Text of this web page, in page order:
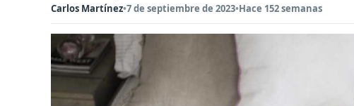
Carlos Martínez•7 de septiembre de 2023•Hace 152 semanas